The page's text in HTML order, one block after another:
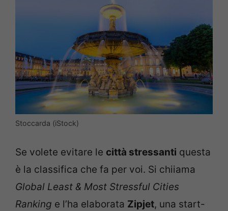
Stoccarda (iStock)
Se volete evitare le città stressanti questa
è la classifica che fa per voi. Si chiiama
Global Least & Most Stressful Cities
Ranking e l’ha elaborata Zipjet, una start-